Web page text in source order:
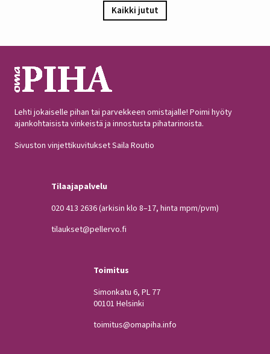
Kaikki jutut
Lehti jokaiselle pihan tai parvekkeen omistajalle! Poimi hyöty
ajankohtaisista vinkeistä ja innostusta pihatarinoista.
Sivuston vinjettikuvitukset Saila Routio
Tilaajapalvelu
020 413 2636(arkisin klo 8–17, hinta mpm/pvm)
tilaukset@pellervo.fi
Toimitus
Simonkatu 6, PL 77
00101 Helsinki
toimitus@omapiha.info